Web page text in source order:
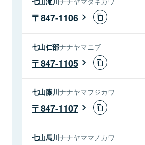
847-1106
七山仁部ナナヤマニブ
847-1105
七山藤川ナナヤマフジカワ
847-1107
七山馬川ナナヤママノカワ